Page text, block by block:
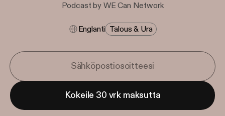
Podcast by WE Can Network
Englanti Talous & Ura
Kokeile 30 vrk maksutta